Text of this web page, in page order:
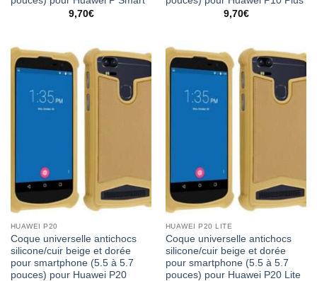
9,70€
9,70€
HUAWEI P20
Coque universelle antichocs
silicone/cuir beige et dorée
pour smartphone (5.5 à 5.7
pouces) pour Huawei P20
HUAWEI P20 LITE
Coque universelle antichocs
silicone/cuir beige et dorée
pour smartphone (5.5 à 5.7
pouces) pour Huawei P20 Lite